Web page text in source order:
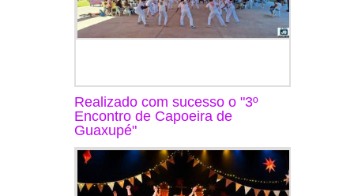
Realizado com sucesso o "3º
Encontro de Capoeira de
Guaxupé"